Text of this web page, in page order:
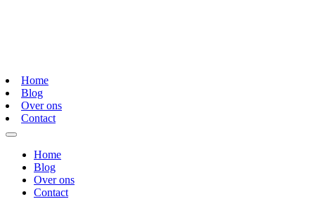
Home
Blog
Over ons
Contact
Home
Blog
Over ons
Contact